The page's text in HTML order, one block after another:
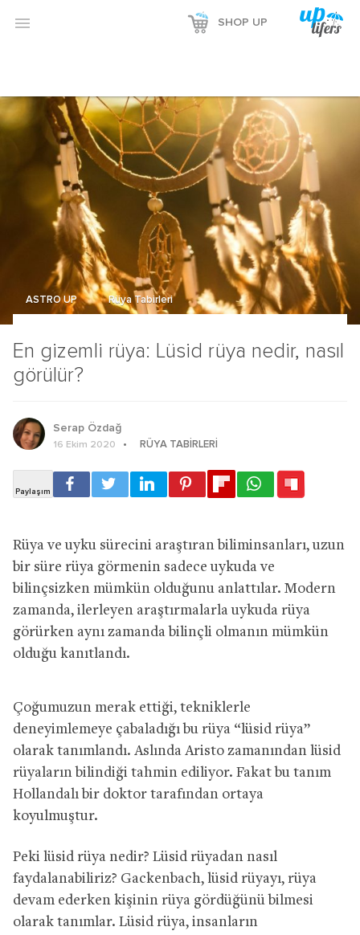
Reklamı Göster
Reklamı Gizle
 SHOP UP
En gizemli rüya: Lüsid rüya nedir, nasıl
görülür?
ASTRO UP Rüya Tabirleri
Serap Özdağ
16 Ekim 2020 RÜYA TABIRLERI
Rüya ve uyku sürecini araştıran biliminsanları, uzun
bir süre rüya görmenin sadece uykuda ve
bilinçsizken mümkün olduğunu anlattılar. Modern
zamanda, ilerleyen araştırmalarla uykuda rüya
görürken aynı zamanda bilinçli olmanın mümkün
olduğu kanıtlandı.
Çoğumuzun merak ettiği, tekniklerle
deneyimlemeye çabaladığı bu rüya “lüsid rüya”
olarak tanımlandı. Aslında Aristo zamanından lüsid
rüyaların bilindiği tahmin ediliyor. Fakat bu tanım
Hollandalı bir doktor tarafından ortaya
koyulmuştur.
Peki lüsid rüya nedir? Lüsid rüyadan nasıl
faydalanabiliriz? Gackenbach, lüsid rüyayı, rüya
devam ederken kişinin rüya gördüğünü bilmesi
olarak tanımlar. Lüsid rüya, insanların